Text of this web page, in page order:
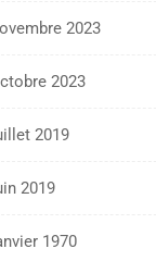
2023
2023
2019
2019
1970